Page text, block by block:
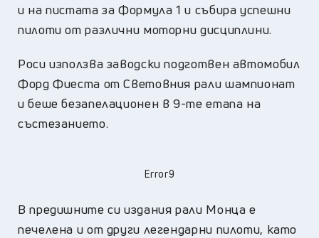
и на пистата за Формула 1 и събира успешни
пилоти от различни моторни дисциплини.
Роси използва заводски подготвен автомобил
Форд Фиеста от Световния рали шампионат
и беше безапелационен в 9-те етапа на
състезанието.
Error9
В предишните си издания рали Монца е
печелена и от други легендарни пилоти, като